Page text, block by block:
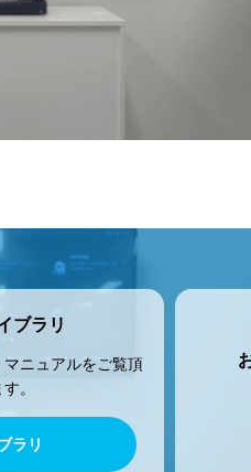
ブラリ
ニュアルをご覧頂
。
ラリ